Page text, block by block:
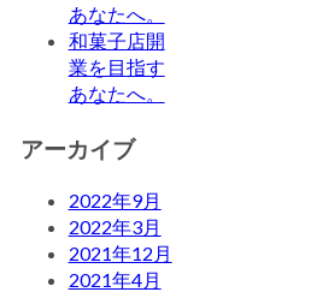
あなたへ。
和菓子店開
業を目指す
あなたへ。
アーカイブ
2022年9月
2022年3月
2021年12月
2021年4月